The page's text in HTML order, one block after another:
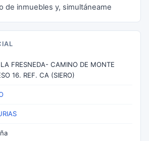
de inmuebles y, simultáneame
FRESNEDA- CAMINO DE MONTE
16. REF. CA (SIERO)